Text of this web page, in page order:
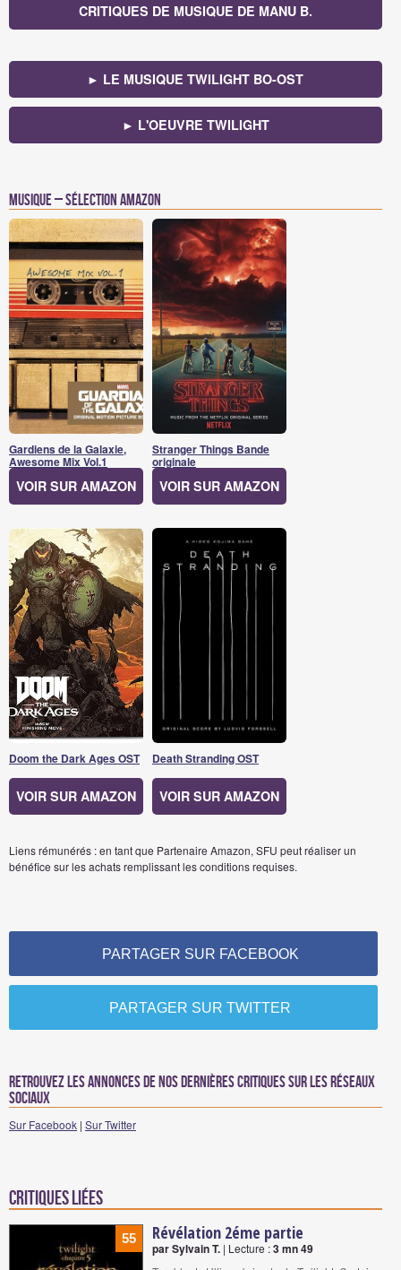
CRITIQUES DE MUSIQUE DE MANU B.
► LE MUSIQUE TWILIGHT BO-OST
► L'OEUVRE TWILIGHT
Musique – Sélection Amazon
Gardiens de la Galaxie,
Awesome Mix Vol.1
VOIR SUR AMAZON
Stranger Things Bande
originale
VOIR SUR AMAZON
Doom the Dark Ages OST
VOIR SUR AMAZON
Death Stranding OST
VOIR SUR AMAZON
Liens rémunérés : en tant que Partenaire Amazon, SFU peut réaliser un
bénéfice sur les achats remplissant les conditions requises.
PARTAGER SUR FACEBOOK
PARTAGER SUR TWITTER
Retrouvez les annonces de nos dernières critiques sur les réseaux
sociaux
Sur Facebook | Sur Twitter
Critiques liées
55 Révélation 2éme partie
par Sylvain T. | Lecture :3 mn 49